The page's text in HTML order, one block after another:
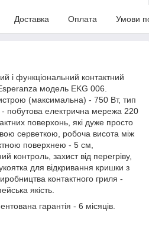
Доставка Оплата Умови
і функціональний контактний
модель EKG 006.
(максимальна) - 750 Вт, тип
- побутова електрична мережа 220
поверхонь, які дуже просто
серветкою, робоча висота між
поверхнею - 5 см,
контроль, захист від перегріву,
для відкривання кришки з
контактного гриля -
якість.
гарантія - 6 місяців.